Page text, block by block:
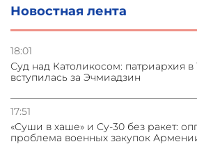
Новостная лента
18:01
Суд над Католикосом: патриархия
вступилась за Эчмиадзин
17:51
«Суши в хаше» и Су-30 без ракет:
проблема военных закупок
05.08.2026
Турецкие журналисты
Акна
05.08.2026
Васильев: НАТО против диалога с
04.08.2026
СМИ: США требуют от Ирана